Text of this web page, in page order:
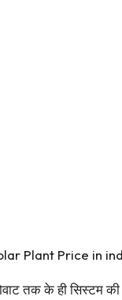
Plant Price in
तक के ही सिस्टम की